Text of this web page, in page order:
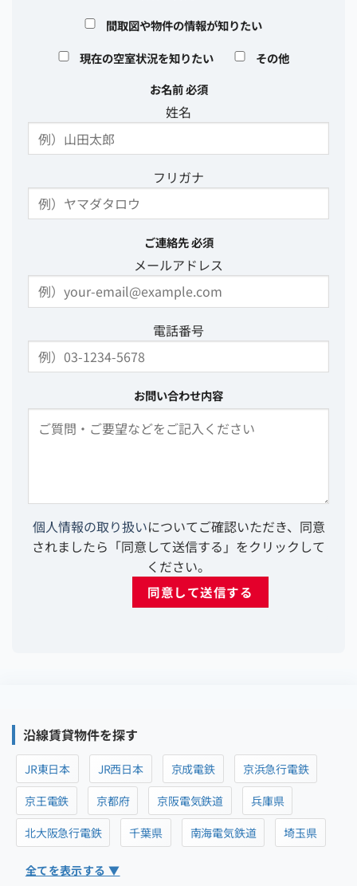
間取図や物件の情報が知りたい
現在の空室状況を知りたい
その他
お名前必須
姓名
フリガナ
ご連絡先必須
メールアドレス
電話番号
お問い合わせ内容
個人情報の取り扱いについてご確認いただき、同意
されましたら「同意して送信する」をクリックして
ください。
沿線賃貸物件を探す
JR東日本 JR西日本 京成電鉄
京浜急行電鉄
京王電鉄
京都府 京阪電気鉄道
兵庫県
北大阪急行電鉄
千葉県 南海電気鉄道 埼玉県
全てを表示する ▼